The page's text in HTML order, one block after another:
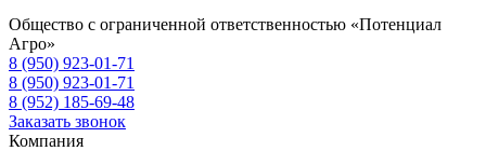
Общество с ограниченной ответственностью «Потенциал
Агро»
8 (950) 923-01-71
8 (950) 923-01-71
8 (952) 185-69-48
Заказать звонок
Компания